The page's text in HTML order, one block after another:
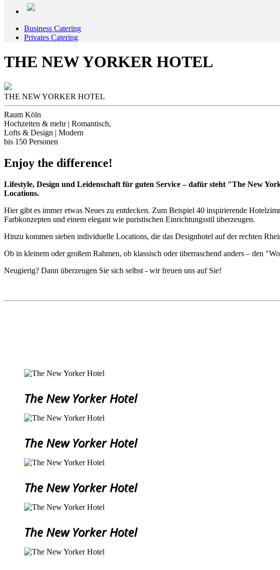
Business Catering
Privates Catering
THE NEW YORKER HOTEL
THE NEW YORKER HOTEL
Raum Köln
Hochzeiten & mehr | Romantisch,
Lofts & Design | Modern
bis 150 Personen
Enjoy the difference!
Lifestyle, Design und Leidenschaft für guten Service – dafür steht "The New
Locations.
Hier gibt es immer etwas Neues zu entdecken. Zum Beispiel 40 inspirierende
Farbkonzepten und einem elegant wie puristischen Einrichtungsstil überzeugen.
Hinzu kommen sieben individuelle Locations, die das Designhotel auf der rechten
Ob in kleinem oder großem Rahmen, ob klassisch oder überraschend anders – den
Neugierig? Dann überzeugen Sie sich selbst - wir freuen uns auf Sie!
The New Yorker Hotel
The New Yorker Hotel
The New Yorker Hotel
The New Yorker Hotel